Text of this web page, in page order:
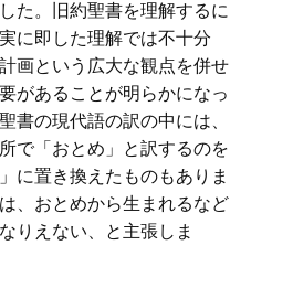
た。旧約聖書を理解するに
に即した理解では不十分
画という広大な観点を併せ
があることが明らかになっ
書の現代語の訳の中には、
で「おとめ」と訳するのを
に置き換えたものもありま
、おとめから生まれるなど
りえない、と主張しま